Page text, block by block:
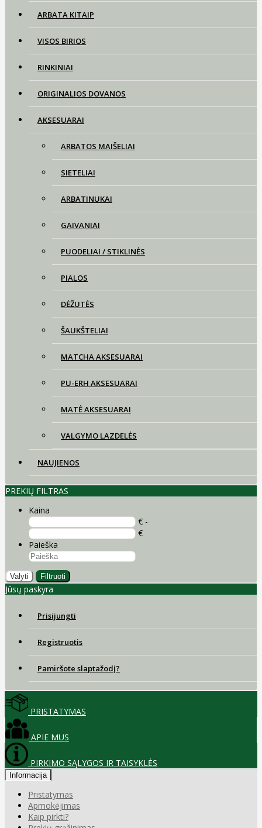
ARBATA KITAIP
VISOS BIRIOS
RINKINIAI
ORIGINALIOS DOVANOS
AKSESUARAI
ARBATOS MAIŠELIAI
SIETELIAI
ARBATINUKAI
GAIVANIAI
PUODELIAI / STIKLINĖS
PIALOS
DĖŽUTĖS
ŠAUKŠTELIAI
MATCHA AKSESUARAI
PU-ERH AKSESUARAI
MATĖ AKSESUARAI
VALGYMO LAZDELĖS
NAUJIENOS
PREKIŲ FILTRAS
Kaina
€ -
€
Paieška
Valyti Filtruoti
Jūsų paskyra
Prisijungti
Registruotis
Pamiršote slaptažodį?
PRISTATYMAS
APIE MUS
PIRKIMO SĄLYGOS IR TAISYKLĖS
Informacija
Pristatymas
Apmokėjimas
Kaip pirkti?